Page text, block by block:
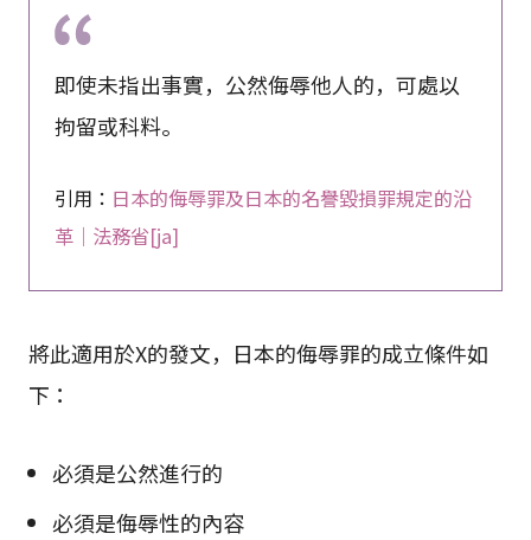
即使未指出事實，公然侮辱他人的，可處以
拘留或科料。
引用： 日本的侮辱罪及日本的名譽毀損罪規定的沿
革｜法務省[ja]
將此適用於X的發文，日本的侮辱罪的成立條件如
下：
必須是公然進行的
必須是侮辱性的內容